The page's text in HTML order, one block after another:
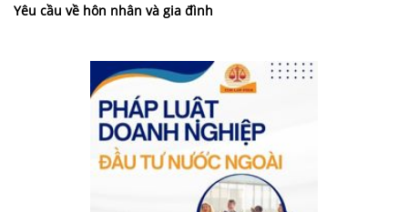
Yêu cầu về hôn nhân và gia đình